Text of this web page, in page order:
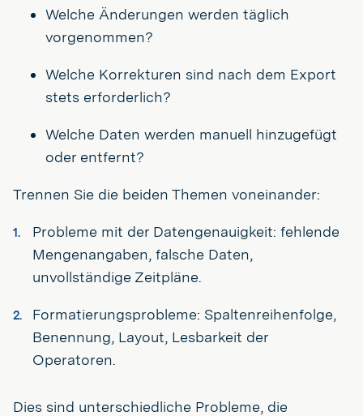
Welche Änderungen werden täglich
vorgenommen?
Welche Korrekturen sind nach dem Export
stets erforderlich?
Welche Daten werden manuell hinzugefügt
oder entfernt?
Trennen Sie die beiden Themen voneinander:
Probleme mit der Datengenauigkeit: fehlende
Mengenangaben, falsche Daten,
unvollständige Zeitpläne.
Formatierungsprobleme: Spaltenreihenfolge,
Benennung, Layout, Lesbarkeit der
Operatoren.
Dies sind unterschiedliche Probleme, die